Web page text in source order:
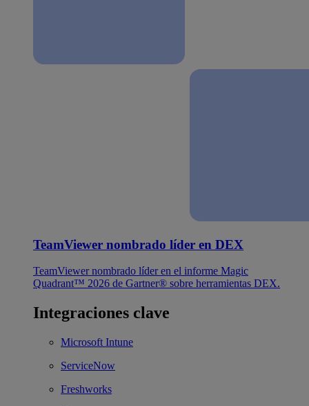
TeamViewer nombrado líder en DEX
TeamViewer nombrado líder en el informe Magic
Quadrant™ 2026 de Gartner® sobre herramientas DEX.
Integraciones clave
Microsoft Intune
ServiceNow
Freshworks